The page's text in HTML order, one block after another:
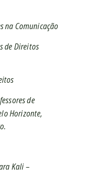
na Comunicação
de Direitos
de
Horizonte,
Kali –